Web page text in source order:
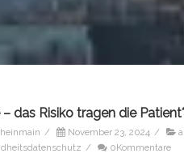
– das Risiko tragen die
/ November 23, 2024 /
/ 0Kommentare